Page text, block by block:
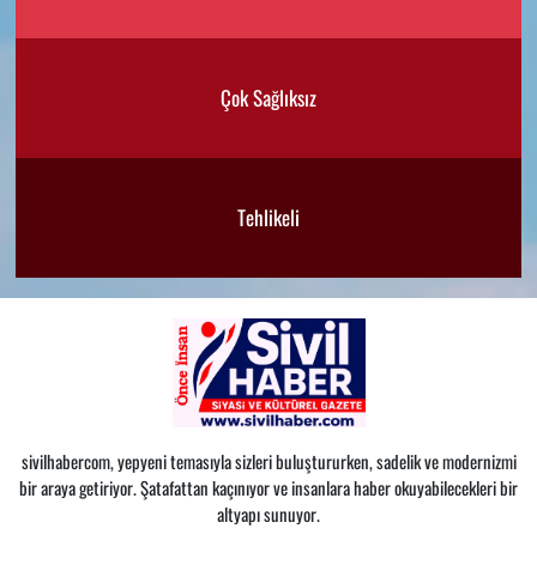
Çok Sağlıksız
Tehlikeli
sivilhabercom, yepyeni temasıyla sizleri buluştururken, sadelik ve modernizmi
bir araya getiriyor. Şatafattan kaçınıyor ve insanlara haber okuyabilecekleri bir
altyapı sunuyor.